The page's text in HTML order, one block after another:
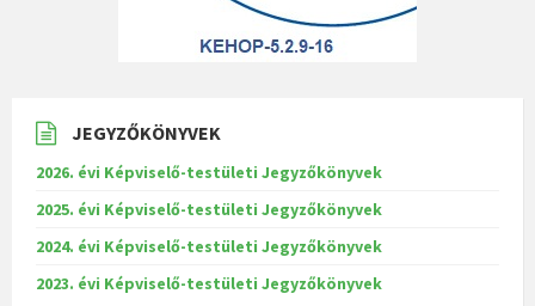
JEGYZŐKÖNYVEK
2026. évi Képviselő-testületi Jegyzőkönyvek
2025. évi Képviselő-testületi Jegyzőkönyvek
2024. évi Képviselő-testületi Jegyzőkönyvek
2023. évi Képviselő-testületi Jegyzőkönyvek